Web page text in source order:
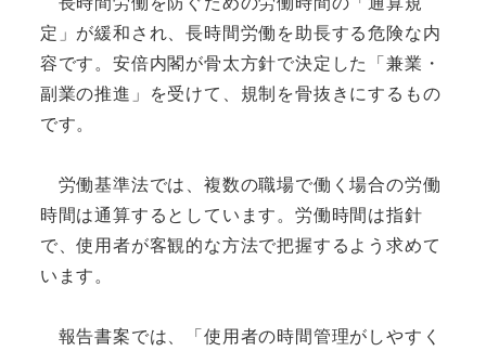
定」が緩和され、長時間労働を助長する危険な内
容です。安倍内閣が骨太方針で決定した「兼業・
副業の推進」を受けて、規制を骨抜きにするもの
です。
労働基準法では、複数の職場で働く場合の労働
時間は通算するとしています。労働時間は指針
で、使用者が客観的な方法で把握するよう求めて
います。
報告書案では、「使用者の時間管理がしやすく